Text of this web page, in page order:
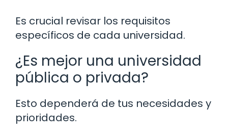
Es crucial revisar los requisitos
específicos de cada universidad.
¿Es mejor una universidad
pública o privada?
Esto dependerá de tus necesidades y
prioridades.